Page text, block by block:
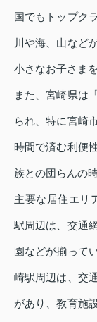
国でもトップク
川や海、山など
小さなお子さま
また、宮崎県は
られ、特に宮崎
時間で済む利便
族との団らんの
主要な居住エリ
駅周辺は、交通
園などが揃って
崎駅周辺は、交
があり、教育施